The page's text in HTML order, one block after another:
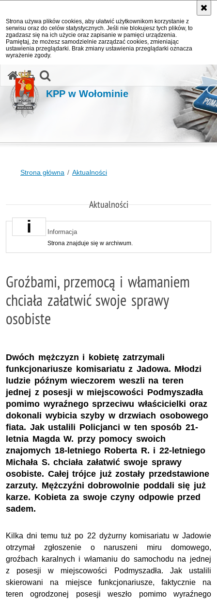
Strona używa plików cookies, aby ułatwić użytkownikom korzystanie z
serwisu oraz do celów statystycznych. Jeśli nie blokujesz tych plików, to
zgadzasz się na ich użycie oraz zapisanie w pamięci urządzenia.
Pamiętaj, że możesz samodzielnie zarządzać cookies, zmieniając
ustawienia przeglądarki. Brak zmiany ustawienia przeglądarki oznacza
wyrażenie zgody.
KPP w Wołominie
Strona główna Aktualności
Aktualności
Informacja
Strona znajduje się w archiwum.
Groźbami, przemocą i włamaniem
chciała załatwić swoje sprawy
osobiste
Dwóch mężczyzn i kobietę zatrzymali
funkcjonariusze komisariatu z Jadowa. Młodzi
ludzie późnym wieczorem weszli na teren
jednej z posesji w miejscowości Podmyszadła
pomimo wyraźnego sprzeciwu właścicielki oraz
dokonali wybicia szyby w drzwiach osobowego
fiata. Jak ustalili Policjanci w ten sposób 21-
letnia Magda W. przy pomocy swoich
znajomych 18-letniego Roberta R. i 22-letniego
Michała S. chciała załatwić swoje sprawy
osobiste. Całej trójce już zostały przedstawione
zarzuty. Mężczyźni dobrowolnie poddali się już
karze. Kobieta za swoje czyny odpowie przed
sadem.
Kilka dni temu tuż po 22 dyżurny komisariatu w Jadowie
otrzymał zgłoszenie o naruszeni miru domowego,
groźbach karalnych i włamaniu do samochodu na jednej
z posesji w miejscowości Podmyszadła. Jak ustalili
skierowani na miejsce funkcjonariusze, faktycznie na
teren ogrodzonej posesji weszło pomimo wyraźnego